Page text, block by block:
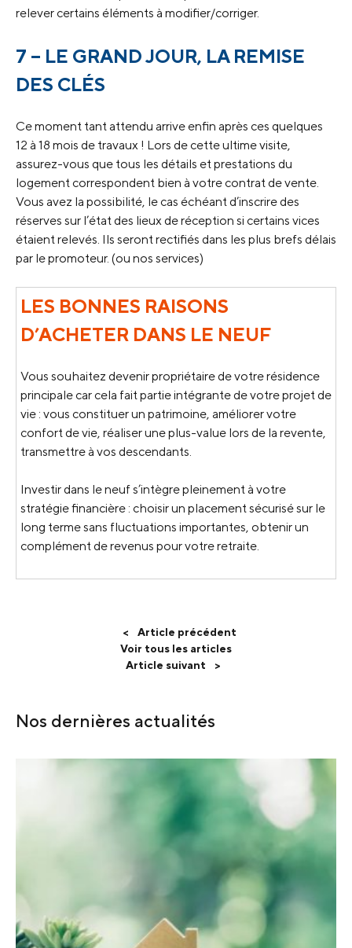
relever certains éléments à modifier/corriger.
7 – LE GRAND JOUR, LA REMISE
DES CLÉS
Ce moment tant attendu arrive enfin après ces quelques
12 à 18 mois de travaux ! Lors de cette ultime visite,
assurez-vous que tous les détails et prestations du
logement correspondent bien à votre contrat de vente.
Vous avez la possibilité, le cas échéant d’inscrire des
réserves sur l’état des lieux de réception si certains vices
étaient relevés. Ils seront rectifiés dans les plus brefs délais
par le promoteur. (ou nos services)
LES BONNES RAISONS
D’ACHETER DANS LE NEUF
Vous souhaitez devenir propriétaire de votre résidence
principale car cela fait partie intégrante de votre projet de
vie : vous constituer un patrimoine, améliorer votre
confort de vie, réaliser une plus-value lors de la revente,
transmettre à vos descendants.
Investir dans le neuf s’intègre pleinement à votre
stratégie financière : choisir un placement sécurisé sur le
long terme sans fluctuations importantes, obtenir un
complément de revenus pour votre retraite.
<
Article précédent
Voir tous les articles
Article suivant
>
Nos dernières actualités